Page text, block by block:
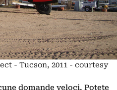
- Tucson, 2011 - courtesy
domande veloci. Potete